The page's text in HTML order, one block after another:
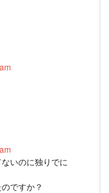
いのに独りでに
ですか？